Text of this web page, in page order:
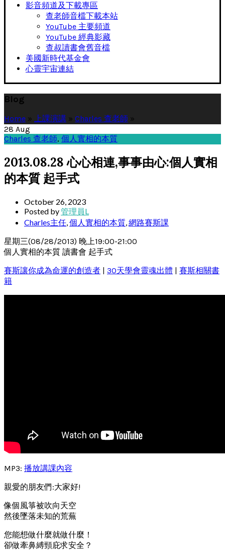
影音頻道及下載專區
查老師音檔下載本站
YouTube 主要頻道
YouTube 經典影藏
查叔讀書會舊音檔
美國新時代基金會
心靈宇宙連結
Blog
Home » 上課演講 » Charles 查老師 »
28 Aug
Charles 查老師, 個人實相的本質
2013.08.28 心心相連,事事由心:個人實相
的本質 起手式
October 26, 2023
Posted by管理員L
Charles主任,個人實相的本質,網路賽斯課
星期三(08/28/2013) 晚上19:00-21:00
個人實相的本質 讀書會 起手式
賽斯讓你成為命運的創造者
30天學會靈魂出體
賽斯相關書
籍
MP3: 播放講課內容
親愛的朋友們:大家好!
像個風箏被吹向天空
然後墜落未知的荒蕪
您能想做什麼就做什麼！
卻做牽鼻縛頸庇求安全？